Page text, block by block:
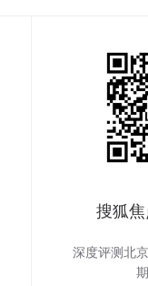
搜狐
深度评测北